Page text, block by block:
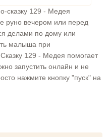
сказку 129 - Медея
руно вечером или перед
делами по дому или
малыша при
129 - Медея помогает
запустить онлайн и не
нажмите кнопку "пуск" на